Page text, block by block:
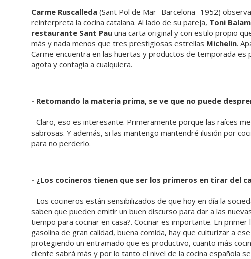
Carme Ruscalleda (Sant Pol de Mar -Barcelona- 1952)
reinterpreta la cocina catalana. Al lado de su pareja, Toni Balam
restaurante Sant Pau una carta original y con estilo propio
más y nada menos que tres prestigiosas estrellas Michelin.
Carme encuentra en las huertas y productos de temporada es
agota y contagia a cualquiera.
- Retomando la materia prima, se ve que no puede
- Claro, eso es interesante. Primeramente porque las raíces
sabrosas. Y además, si las mantengo mantendré ilusión por
para no perderlo.
- ¿Los cocineros tienen que ser los primeros en tirar del
- Los cocineros están sensibilizados de que hoy en día la
saben que pueden emitir un buen discurso para dar a las
tiempo para cocinar en casa?. Cocinar es importante. En
gasolina de gran calidad, buena comida, hay que culturizar a
protegiendo un entramado que es productivo, cuanto más
cliente sabrá más y por lo tanto el nivel de la cocina española